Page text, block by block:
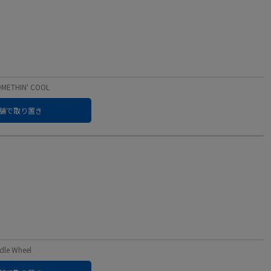
COOL
で取り置き
Wheel